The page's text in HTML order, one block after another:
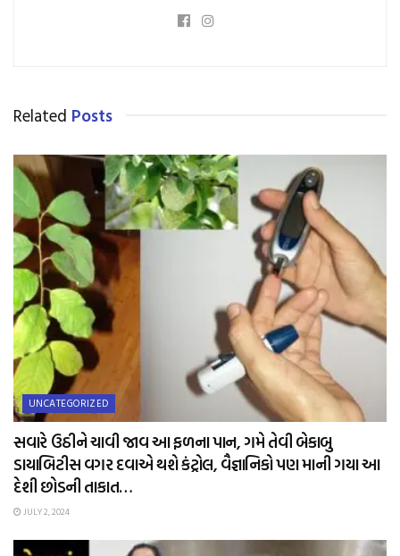
Related Posts
UNCATEGORIZED
સવારે ઉઠીને ચાવી જાવ આ ફળના પાન, ગમે તેવી બેકાબુ
ડાયાબિટીસ વગર દવાએ થશે કંટ્રોલ, વૈજ્ઞાનિકો પણ માની ગયા આ
દેશી છોડની તાકાત…
JULY 2, 2024